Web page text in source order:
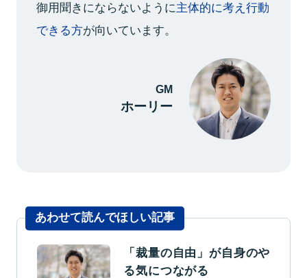
Staff interview
LINEで聞いてみる フォームでエントリー
転職を迷っている方へ
御用聞きにならないように主体的に考え行動
できる方が向いています。
GM
ホーリー
あわせて読んでほしい記事
「裁量の自由」が自身のや
る気につながる